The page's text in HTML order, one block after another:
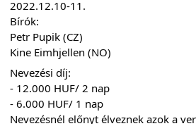
2022.12.10-11.
Bírók:
Petr Pupik (CZ)
Kine Eimhjellen (NO)
Nevezési díj:
- 12.000 HUF/ 2 nap
- 6.000 HUF/ 1 nap
Nevezésnél előnyt élveznek azok a